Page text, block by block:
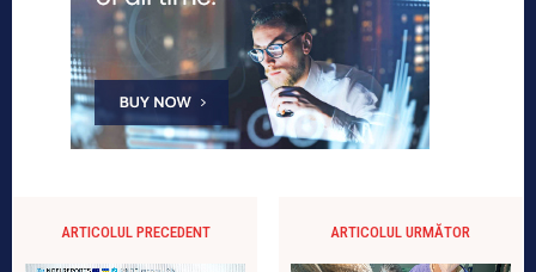
ARTICOLUL PRECEDENT ARTICOLUL URMĂTOR